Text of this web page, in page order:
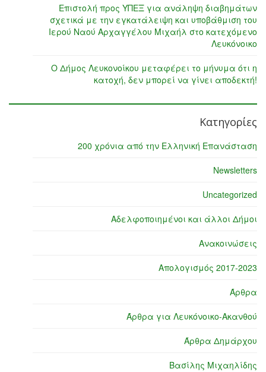
Επιστολή προς ΥΠΕΞ για ανάληψη διαβημάτων
σχετικά με την εγκατάλειψη και υποβάθμιση του
Ιερού Ναού Αρχαγγέλου Μιχαήλ στο κατεχόμενο
Λευκόνοικο
Ο Δήμος Λευκονοίκου μεταφέρει το μήνυμα ότι η
κατοχή, δεν μπορεί να γίνει αποδεκτή!
Κατηγορίες
200 χρόνια από την Ελληνική Επανάσταση
Newsletters
Uncategorized
Αδελφοποιημένοι και άλλοι Δήμοι
Ανακοινώσεις
Απολογισμός 2017-2023
Άρθρα
Άρθρα για Λευκόνοικο-Ακανθού
Άρθρα Δημάρχου
Βασίλης Μιχαηλίδης